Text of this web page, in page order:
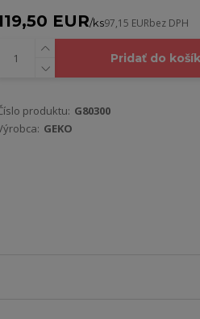
EUR/ks97,15 EURbez DPH
Pridať do
produktu: G80300
GEKO